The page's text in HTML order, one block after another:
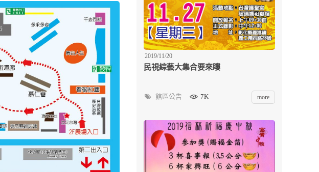
2019/11/20
民視綜藝大集合要來瞜
館區公告 7K more